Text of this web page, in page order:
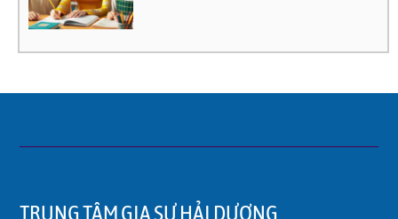
TRUNG TÂM GIA SƯ HẢI DƯƠNG